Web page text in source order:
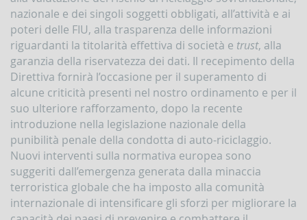
Segnalazioni
operazioni
sospette
(SOS)
Sospensione
operazioni
sospette
Segnalazioni
AntiRiciclaggio
Aggregate
(SARA)
nazionale e dei singoli soggetti obbligati, all’attività e ai
poteri delle FIU, alla trasparenza delle informazioni
riguardanti la titolarità effettiva di società e trust, alla
garanzia della riservatezza dei dati. Il recepimento della
Direttiva fornirà l’occasione per il superamento di
alcune criticità presenti nel nostro ordinamento e per il
suo ulteriore rafforzamento, dopo la recente
introduzione nella legislazione nazionale della
punibilità penale della condotta di auto-riciclaggio.
Nuovi interventi sulla normativa europea sono
suggeriti dall’emergenza generata dalla minaccia
terroristica globale che ha imposto alla comunità
internazionale di intensificare gli sforzi per migliorare la